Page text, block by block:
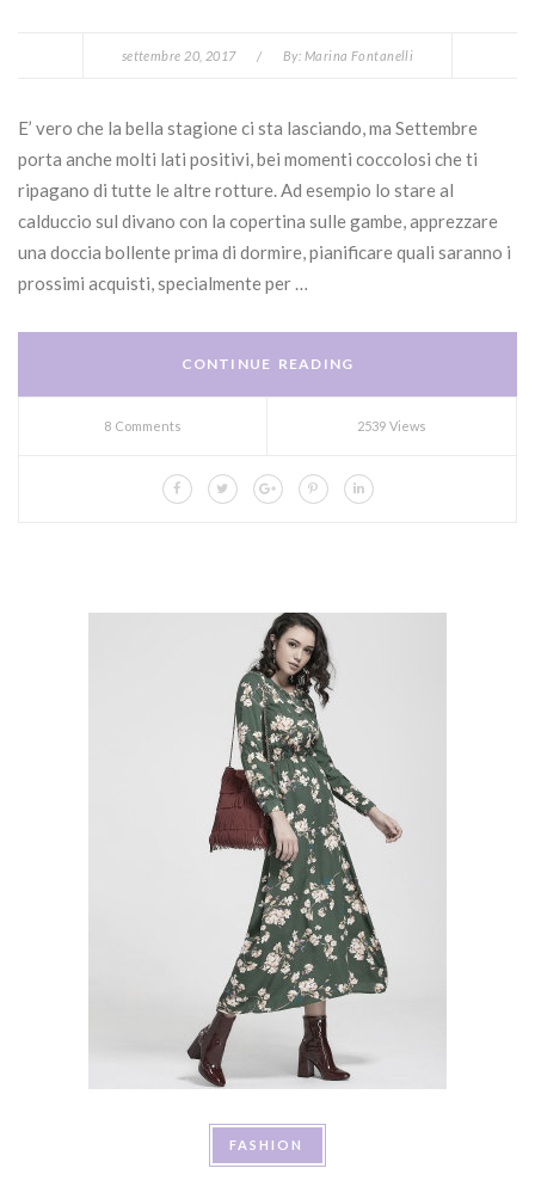
settembre 20, 2017 / By: Marina Fontanelli
E’ vero che la bella stagione ci sta lasciando, ma Settembre
porta anche molti lati positivi, bei momenti coccolosi che ti
ripagano di tutte le altre rotture. Ad esempio lo stare al
calduccio sul divano con la copertina sulle gambe, apprezzare
una doccia bollente prima di dormire, pianificare quali saranno i
prossimi acquisti, specialmente per …
CONTINUE READING
8 Comments 2539 Views
FASHION